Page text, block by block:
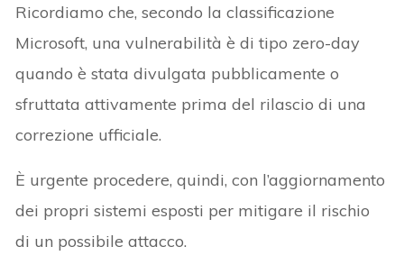
Ricordiamo che, secondo la classificazione
Microsoft, una vulnerabilità è di tipo zero-day
quando è stata divulgata pubblicamente o
sfruttata attivamente prima del rilascio di una
correzione ufficiale.
È urgente procedere, quindi, con l’aggiornamento
dei propri sistemi esposti per mitigare il rischio
di un possibile attacco.